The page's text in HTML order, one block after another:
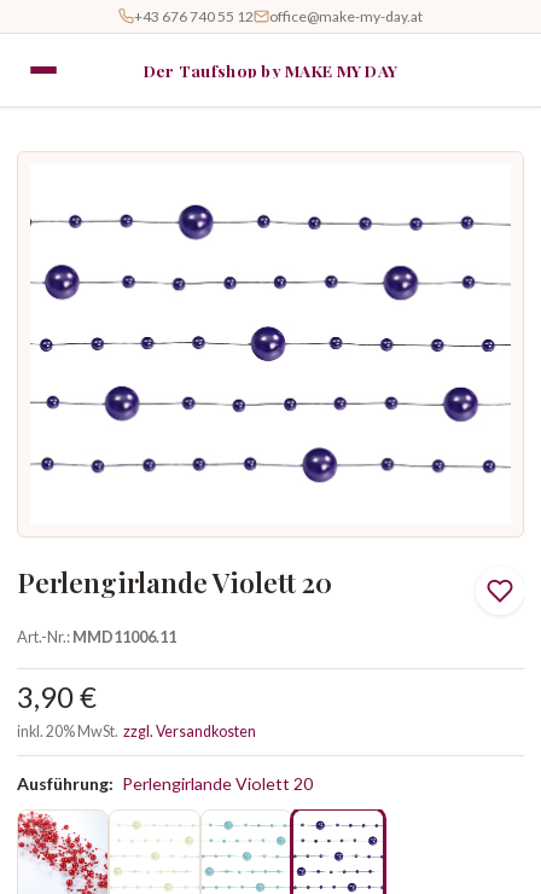
+43 676 740 55 12 office@make-my-day.at
Der Taufshop by MAKE MY DAY
Perlengirlande Violett 20
Art.-Nr.:MMD11006.11
3,90 €
inkl. 20% MwSt. zzgl. Versandkosten
Ausführung: Perlengirlande Violett 20